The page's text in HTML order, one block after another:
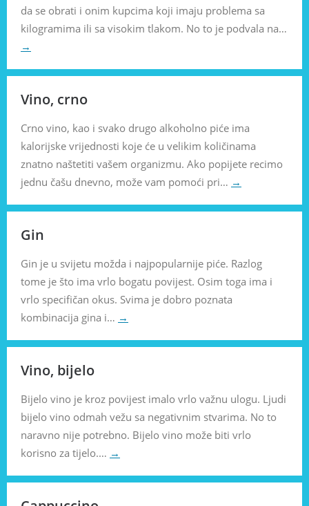
da se obrati i onim kupcima koji imaju problema sa
kilogramima ili sa visokim tlakom. No to je podvala na…
→
Vino, crno
Crno vino, kao i svako drugo alkoholno piće ima
kalorijske vrijednosti koje će u velikim količinama
znatno naštetiti vašem organizmu. Ako popijete recimo
jednu čašu dnevno, može vam pomoći pri… →
Gin
Gin je u svijetu možda i najpopularnije piće. Razlog
tome je što ima vrlo bogatu povijest. Osim toga ima i
vrlo specifičan okus. Svima je dobro poznata
kombinacija gina i… →
Vino, bijelo
Bijelo vino je kroz povijest imalo vrlo važnu ulogu. Ljudi
bijelo vino odmah vežu sa negativnim stvarima. No to
naravno nije potrebno. Bijelo vino može biti vrlo
korisno za tijelo.… →